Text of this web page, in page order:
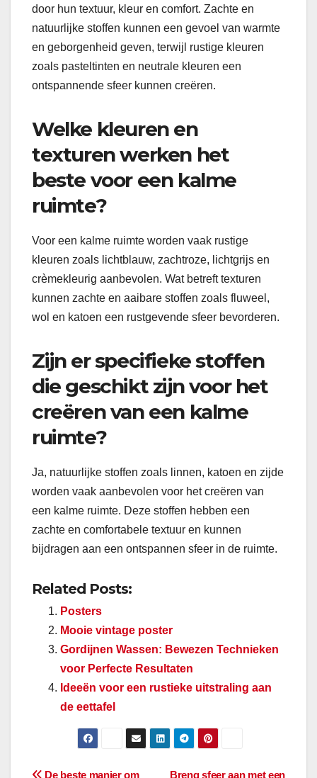
door hun textuur, kleur en comfort. Zachte en
natuurlijke stoffen kunnen een gevoel van warmte
en geborgenheid geven, terwijl rustige kleuren
zoals pasteltinten en neutrale kleuren een
ontspannende sfeer kunnen creëren.
Welke kleuren en
texturen werken het
beste voor een kalme
ruimte?
Voor een kalme ruimte worden vaak rustige
kleuren zoals lichtblauw, zachtroze, lichtgrijs en
crèmekleurig aanbevolen. Wat betreft texturen
kunnen zachte en aaibare stoffen zoals fluweel,
wol en katoen een rustgevende sfeer bevorderen.
Zijn er specifieke stoffen
die geschikt zijn voor het
creëren van een kalme
ruimte?
Ja, natuurlijke stoffen zoals linnen, katoen en zijde
worden vaak aanbevolen voor het creëren van
een kalme ruimte. Deze stoffen hebben een
zachte en comfortabele textuur en kunnen
bijdragen aan een ontspannen sfeer in de ruimte.
Related Posts:
Posters
Mooie vintage poster
Gordijnen Wassen: Bewezen Technieken
voor Perfecte Resultaten
Ideeën voor een rustieke uitstraling aan
de eettafel
Breng sfeer aan met een
De beste manier om